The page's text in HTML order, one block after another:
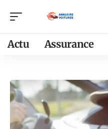
Actu Assurance